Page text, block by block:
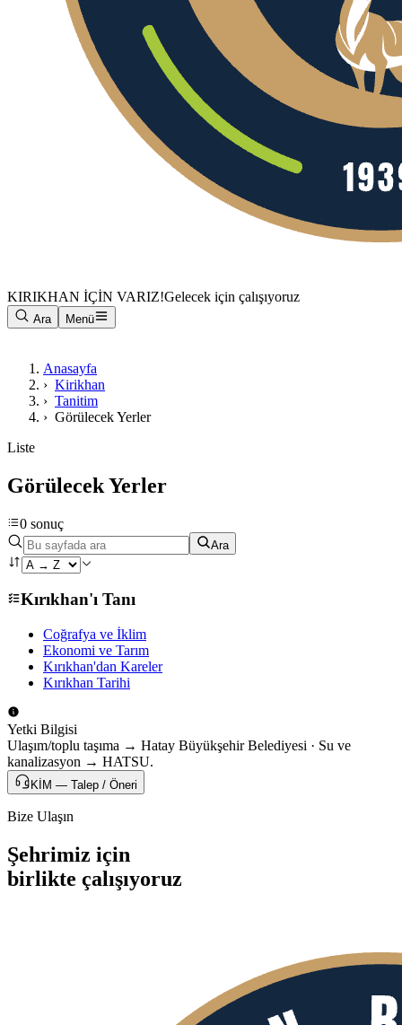
KIRIKHAN İÇİN VARIZ!Gelecek için çalışıyoruz
Ara Menü
Anasayfa
› Kirikhan
› Tanitim
› Görülecek Yerler
Liste
Görülecek Yerler
0 sonuç
Ara
Kırıkhan'ı Tanı
Coğrafya ve İklim
Ekonomi ve Tarım
Kırıkhan'dan Kareler
Kırıkhan Tarihi
Yetki Bilgisi
Ulaşım/toplu taşıma → Hatay Büyükşehir Belediyesi · Su ve
kanalizasyon → HATSU.
KİM — Talep / Öneri
Bize Ulaşın
Şehrimiz için
birlikte çalışıyoruz